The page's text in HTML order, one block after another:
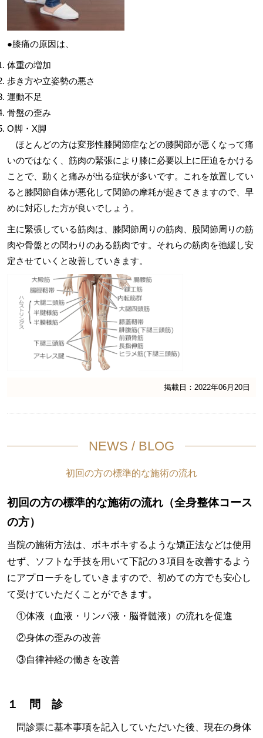
●膝痛の原因は、
体重の増加
歩き方や立姿勢の悪さ
運動不足
骨盤の歪み
O脚・X脚
ほとんどの方は変形性膝関節症などの膝関節が悪くなって痛
いのではなく、筋肉の緊張により膝に必要以上に圧迫をかける
ことで、動くと痛みが出る症状が多いです。これを放置してい
ると膝関節自体が悪化して関節の摩耗が起きてきますので、早
めに対応した方が良いでしょう。
主に緊張している筋肉は、膝関節周りの筋肉、股関節周りの筋
肉や骨盤との関わりのある筋肉です。それらの筋肉を弛緩し安
定させていくと改善していきます。
掲載日：2022年06月20日
NEWS / BLOG
初回の方の標準的な施術の流れ
初回の方の標準的な施術の流れ（全身整体コース
の方）
当院の施術方法は、ボキボキするような矯正法などは使用
せず、ソフトな手技を用いて下記の３項目を改善するよう
にアプローチをしていきますので、初めての方でも安心し
て受けていただくことができます。
①体液（血液・リンパ液・脳脊髄液）の流れを促進
②身体の歪みの改善
③自律神経の働きを改善
１ 問 診
問診票に基本事項を記入していただいた後、現在の身体